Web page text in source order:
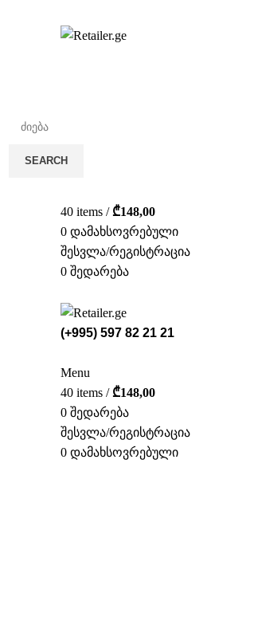
SEARCH
40 items / ₾148,00
0 დამახსოვრებული
შესვლა/რეგისტრაცია
0 შედარება
(+995) 597 82 21 21
Menu
40 items / ₾148,00
0 შედარება
შესვლა/რეგისტრაცია
0 დამახსოვრებული